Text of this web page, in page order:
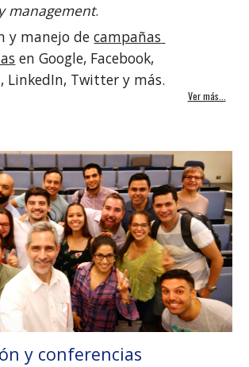
management.
y manejo de campañas
en Google, Facebook,
LinkedIn, Twitter y más.
Ver más...
y conferencias